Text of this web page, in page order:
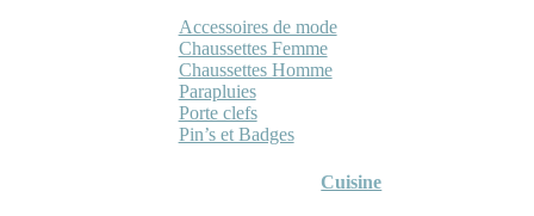
Accessoires de mode
Chaussettes Femme
Chaussettes Homme
Parapluies
Porte clefs
Pin’s et Badges
Cuisine